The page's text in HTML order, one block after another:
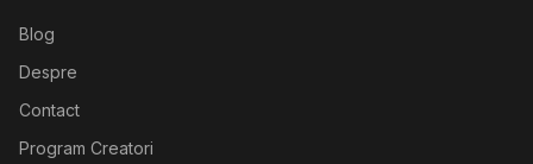
Blog
Despre
Contact
Program Creatori